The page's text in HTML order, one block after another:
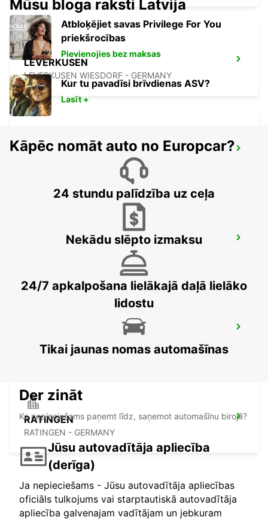
LEVERKUSEN
LEVERKUSEN WIESDORF - GERMANY
BERGISCH GLADBACH
BERGISCH-GLADBACH - GERMANY
COLOGNE HOLWEIDE
HAGEN - GERMANY
RATINGEN
RATINGEN - GERMANY
Mūsu bloga raksti Latvija
Atbloķējiet savas Privilege For You
priekšrocības
Pievienojies bez maksas
Kur tu pavadīsi brīvdienas ASV?
Lasīt +
Kāpēc nomāt auto no Europcar?
24 stundu palīdzība uz ceļa
Nekādu slēpto izmaksu
24/7 apkalpošana lielākajā daļā lielāko
lidostu
Tikai jaunas nomas automašīnas
Der zināt
Ko nepieciešams paņemt līdz, saņemot automašīnu birojā?
Jūsu autovadītāja apliecība
(derīga)
Ja nepieciešams - Jūsu autovadītāja apliecības
oficiāls tulkojums vai starptautiskā autovadītāja
apliecība galvenajam vadītājam un jebkuram